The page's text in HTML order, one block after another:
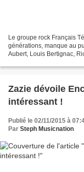
Le groupe rock Français
générations, manque au
Aubert, Louis Bertignac,
Zazie dévoile
intéressant !
Publié le 02/11/2015 à
Par Steph Musicnation